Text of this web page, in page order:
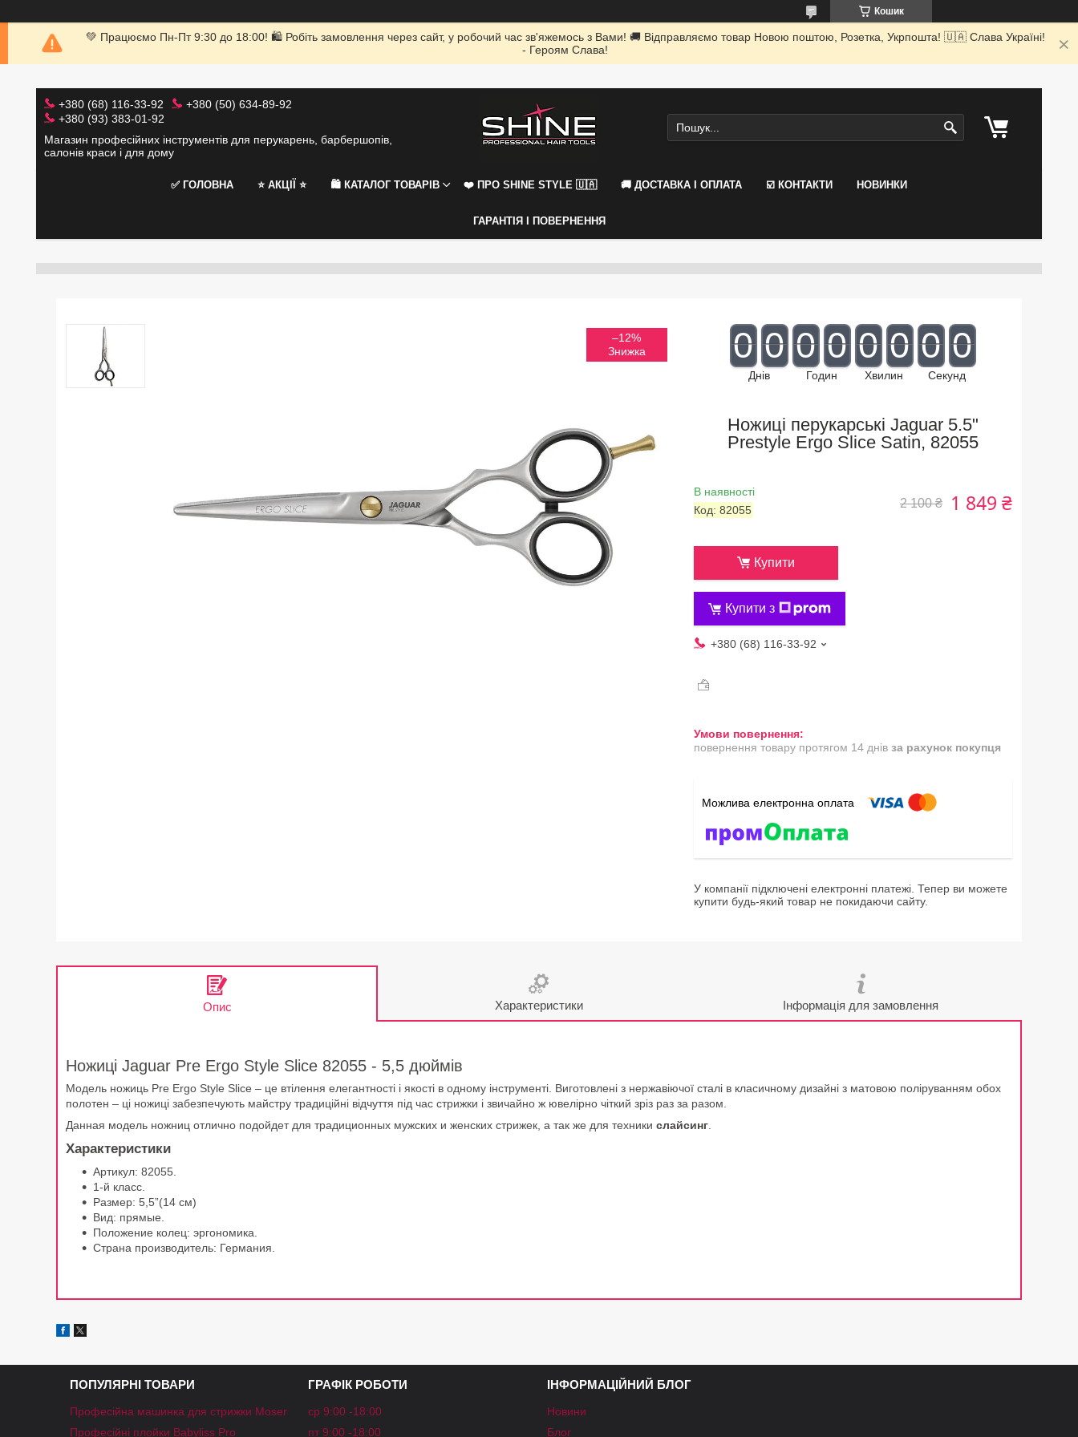
Кошик
💚 Працюємо Пн-Пт 9:30 до 18:00! 🛍 Робіть замовлення через сайт, у робочий час зв'яжемось з Вами! 🚚 Відправляємо товар Новою поштою, Розетка, Укрпошта! 🇺🇦 Слава Україні!
- Героям Слава!
+380 (68) 116-33-92
+380 (50) 634-89-92
+380 (93) 383-01-92
Магазин професійних інструментів для перукарень, барбершопів,
салонів краси і для дому
✅ ГОЛОВНА ⭐️ АКЦІЇ ⭐️ 🛍 КАТАЛОГ ТОВАРІВ ❤️ ПРО SHINE STYLE 🇺🇦 🚚 ДОСТАВКА І ОПЛАТА ☑️ КОНТАКТИ НОВИНКИ
ГАРАНТІЯ І ПОВЕРНЕННЯ
–12% 0 0
Днів
0 0
Годин
0 0
Хвилин
0 0
Секунд
Ножиці перукарські Jaguar 5.5"
Prestyle Ergo Slice Satin, 82055
В наявності
Код: 82055 2 100 ₴ 1 849 ₴
Купити
Купити з
+380 (68) 116-33-92
повернення товару протягом 14 днів за рахунок покупця
У компанії підключені електронні платежі. Тепер ви можете
купити будь-який товар не покидаючи сайту.
Опис Характеристики Інформація для замовлення
Ножиці Jaguar Pre Ergo Style Slice 82055 - 5,5 дюймів
Модель ножиць Pre Ergo Style Slice – це втілення елегантності і якості в одному інструменті. Виготовлені з нержавіючої сталі в класичному дизайні з матовою поліруванням обох
полотен – ці ножиці забезпечують майстру традиційні відчуття під час стрижки і звичайно ж ювелірно чіткий зріз раз за разом.
Данная модель ножниц отлично подойдет для традиционных мужских и женских стрижек, а так же для техники слайсинг.
Характеристики
Артикул: 82055.
1-й класс.
Размер: 5,5”(14 см)
Вид: прямые.
Положение колец: эргономика.
Страна производитель: Германия.
ПОПУЛЯРНІ ТОВАРИ
Професійна машинка для стрижки Moser
Професійні плойки Babyliss Pro
ГРАФІК РОБОТИ
ср 9:00 -18:00
пт 9:00 -18:00
ІНФОРМАЦІЙНИЙ БЛОГ
Новини
Блог